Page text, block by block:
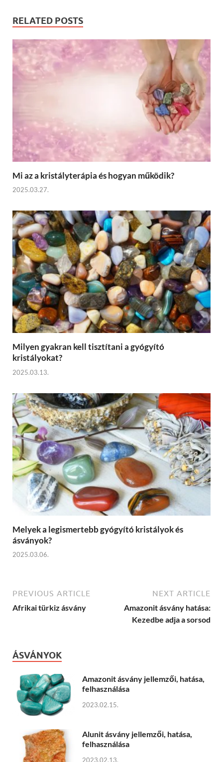
RELATED POSTS
Mi az a kristályterápia és hogyan működik?
2025.03.27.
Milyen gyakran kell tisztítani a gyógyító
kristályokat?
2025.03.13.
Melyek a legismertebb gyógyító kristályok és
ásványok?
2025.03.06.
PREVIOUS ARTICLE
Afrikai türkiz ásvány
NEXT ARTICLE
Amazonit ásvány hatása:
Kezedbe adja a sorsod
ÁSVÁNYOK
Amazonit ásvány jellemzői, hatása,
felhasználása
2023.02.15.
Alunit ásvány jellemzői, hatása,
felhasználása
2023.02.13.